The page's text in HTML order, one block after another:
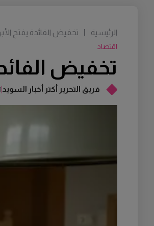
فريق التحرير أكتر أخبار السويد1 دقائق قراءة
تخفيض
اقتصاد
الرئيسية | تخفيض الفائدة يفتح